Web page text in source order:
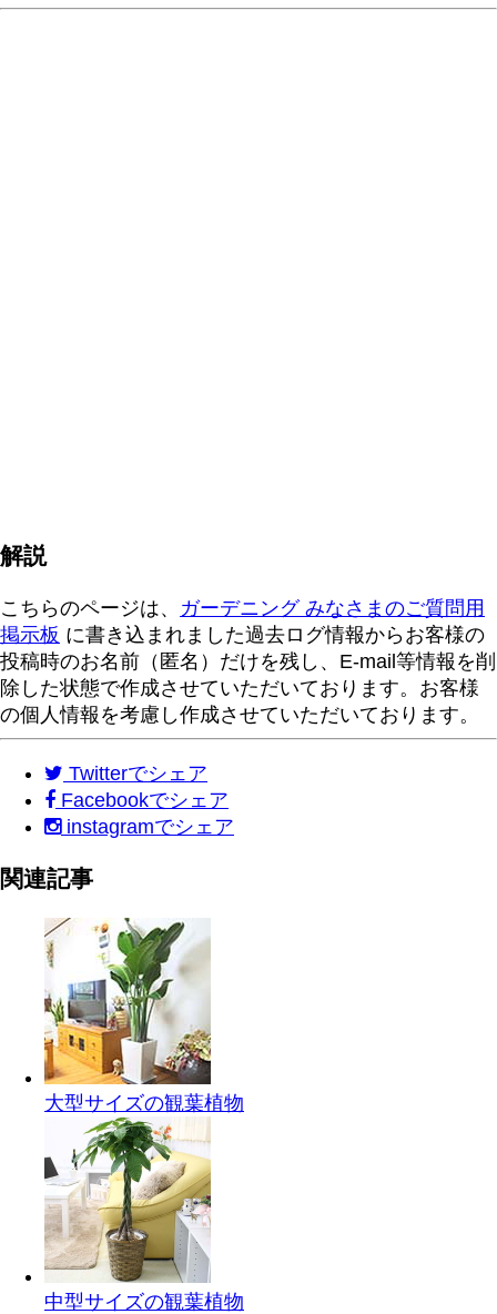
解説
こちらのページは、 ガーデニング みなさまのご質問用
掲示板 に書き込まれました過去ログ情報からお客様の
投稿時のお名前（匿名）だけを残し、E-mail等情報を削
除した状態で作成させていただいております。お客様
の個人情報を考慮し作成させていただいております。
Twitterでシェア
Facebookでシェア
instagramでシェア
関連記事
大型サイズの観葉植物
中型サイズの観葉植物